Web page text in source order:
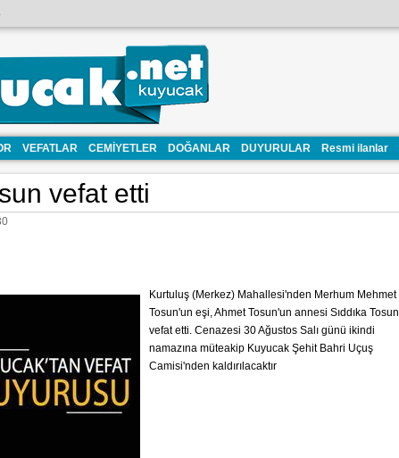
VEFATLAR CEMİYETLER DOĞANLAR DUYURULAR Resmi ilanlar
vefat etti
Kurtuluş (Merkez) Mahallesi'nden Merhum Mehmet
Tosun'un eşi, Ahmet Tosun'un annesi Sıddıka Tosun
vefat etti. Cenazesi 30 Ağustos Salı günü ikindi
namazına müteakip Kuyucak Şehit Bahri Uçuş
Camisi'nden kaldırılacaktır